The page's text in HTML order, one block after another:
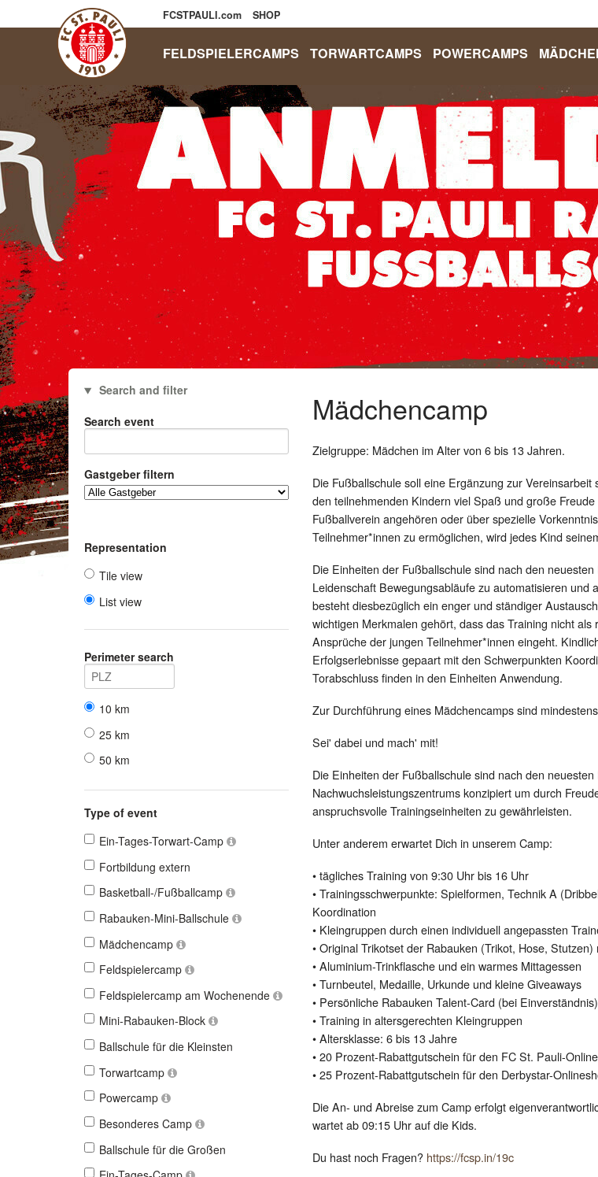
FCSTPAULI.com SHOP
FELDSPIELERCAMPS TORWARTCAMPS POWERCAMPS
Search and filter
Search event
Gastgeber filtern
Representation
Tile view
List view
Perimeter search
10 km
25 km
50 km
Type of event
Ein-Tages-Torwart-Camp
Fortbildung extern
Basketball-/Fußballcamp
Rabauken-Mini-Ballschule
Mädchencamp
Feldspielercamp
Feldspielercamp am Wochenende
Mini-Rabauken-Block
Ballschule für die Kleinsten
Torwartcamp
Powercamp
Besonderes Camp
Ballschule für die Großen
Mädchencamp
Zielgruppe: Mädchen im Alter von 6 bis 13 Jahren.
Die Fußballschule soll eine Ergänzung zur
den teilnehmenden Kindern viel Spaß und große
Fußballverein angehören oder über spezielle
Teilnehmer*innen zu ermöglichen, wird jedes Kind
Die Einheiten der Fußballschule sind nach den
Leidenschaft Bewegungsabläufe zu automatisieren
besteht diesbezüglich ein enger und ständiger
wichtigen Merkmalen gehört, dass das Training nicht
Ansprüche der jungen Teilnehmer*innen eingeht.
Erfolgserlebnisse gepaart mit den Schwerpunkten
Torabschluss finden in den Einheiten Anwendung.
Zur Durchführung eines Mädchencamps sind
Sei' dabei und mach' mit!
Die Einheiten der Fußballschule sind nach den
Nachwuchsleistungszentrums konzipiert um durch
anspruchsvolle Trainingseinheiten zu gewährleisten.
Unter anderem erwartet Dich in unserem Camp:
• tägliches Training von 9:30 Uhr bis 16 Uhr
• Trainingsschwerpunkte: Spielformen, Technik A
Koordination
• Kleingruppen durch einen individuell angepassten
• Original Trikotset der Rabauken (Trikot, Hose,
• Aluminium-Trinkflasche und ein warmes Mittagessen
• Turnbeutel, Medaille, Urkunde und kleine Giveaways
• Persönliche Rabauken Talent-Card (bei Einverständnis)
• Training in altersgerechten Kleingruppen
• Altersklasse: 6 bis 13 Jahre
• 20 Prozent-Rabattgutschein für den FC St. Pauli-
• 25 Prozent-Rabattgutschein für den Derbystar-
Die An- und Abreise zum Camp erfolgt
wartet ab 09:15 Uhr auf die Kids.
Du hast noch Fragen? https://fcsp.in/19c